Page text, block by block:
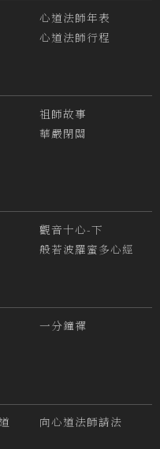
心道法師年表
心道法師行程
祖師故事
華嚴閉關
觀音十心-下
般若波羅蜜多心經
一分鐘禪
向心道法師請法